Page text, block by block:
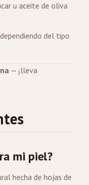
u aceite de oliva
del tipo
— ¡lleva
mi piel?
hecha de hojas de